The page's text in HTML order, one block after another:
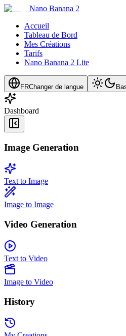
Nano Banana 2
Accueil
Tableau de Bord
Mes Créations
Tarifs
Nano Banana 2 Lite
FRChanger de langue
Dashboard
Image Generation
Text to Image
Image to Image
Video Generation
Text to Video
Image to Video
History